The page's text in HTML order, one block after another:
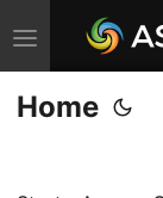
S
k
i
Home